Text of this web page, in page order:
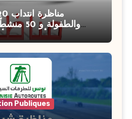
بوزارة الأسرة
Publiques